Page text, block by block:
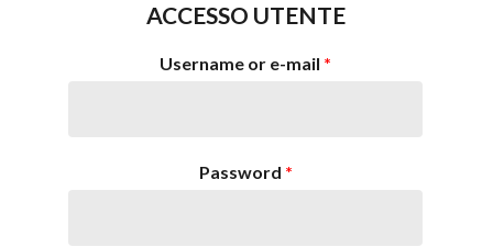
ACCESSO UTENTE
Username or e-mail *
Password *